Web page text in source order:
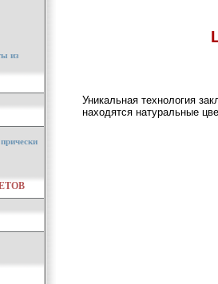
из
Уникальная технология
находятся натуральные